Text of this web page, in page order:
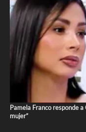
Pamela Franco responde
mujer”